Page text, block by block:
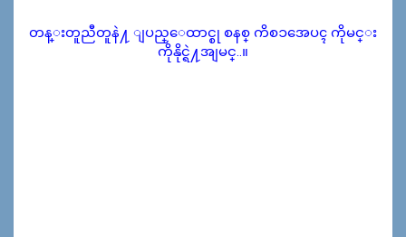
တန္းတူညီတူနဲ႔ ျပည္ေထာင္စု စနစ္ ကိစၥအေပၚ ကိုမင္း
ကိုနိုင္ရဲ႔အျမင္..။